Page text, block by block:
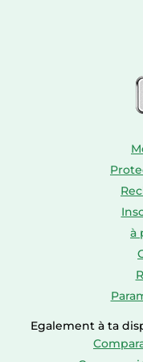
à
Egalement à ta